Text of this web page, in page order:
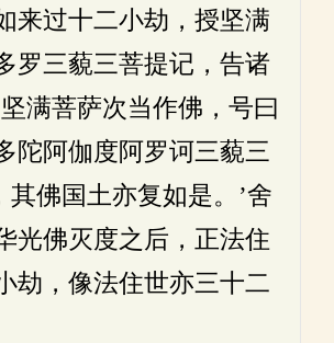
来过十二小劫，授坚满
罗三藐三菩提记，告诸
满菩萨次当作佛，号曰
陀阿伽度阿罗诃三藐三
其佛国土亦复如是。’舍
光佛灭度之后，正法住
劫，像法住世亦三十二